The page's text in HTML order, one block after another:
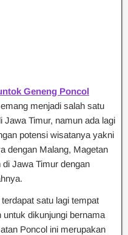
Geneng Poncol
menjadi salah satu
Jawa Timur, namun ada lagi
potensi wisatanya yakni
dengan Malang, Magetan
Jawa Timur dengan
satu lagi tempat
dikunjungi bernama
Poncol ini merupakan